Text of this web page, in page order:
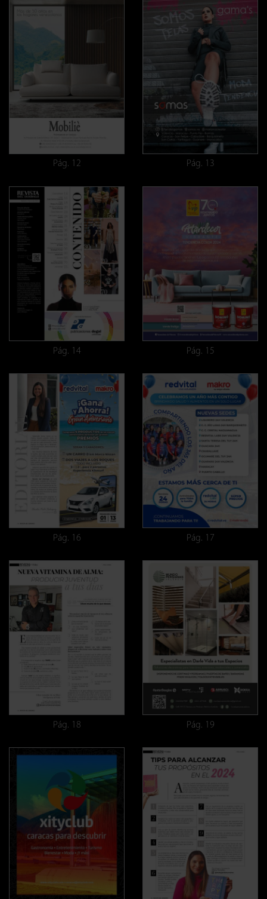
Pág. 12 Pág. 13
Pág. 14 Pág. 15
Pág. 16 Pág. 17
Pág. 18 Pág. 19